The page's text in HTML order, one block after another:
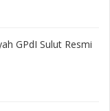
GPdI Sulut Resmi